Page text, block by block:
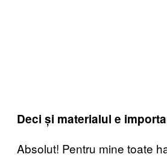
Deci și materialul e
Absolut! Pentru mine toate